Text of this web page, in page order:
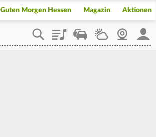
Guten Morgen Hessen Magazin Aktionen
PlaylistStaupilotWetterWebcam